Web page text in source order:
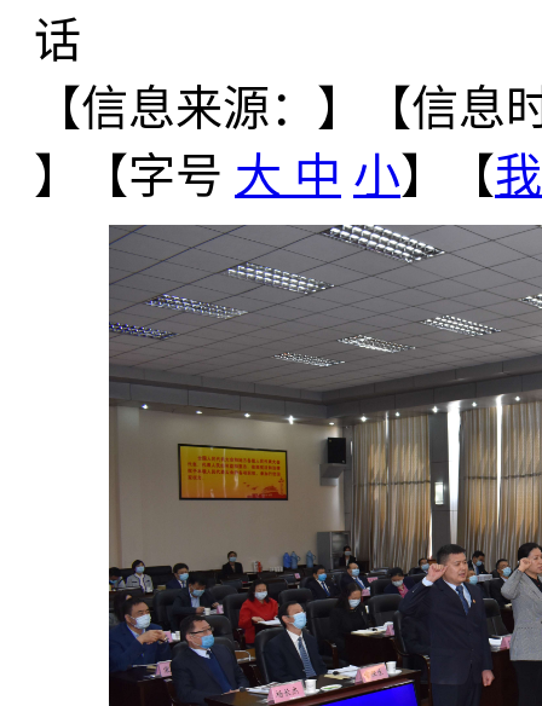
话
【信息来源： 】
【信息
】【字号 大 中 小】【